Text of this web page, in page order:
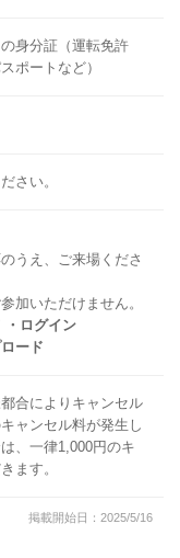
身分証（運転免許
ポートなど）
さい。
うえ、ご来場くださ
加いただけません。
ログイン
ード
合によりキャンセル
ャンセル料が発生し
、一律1,000円のキ
ます。
掲載開始日：2025/5/16